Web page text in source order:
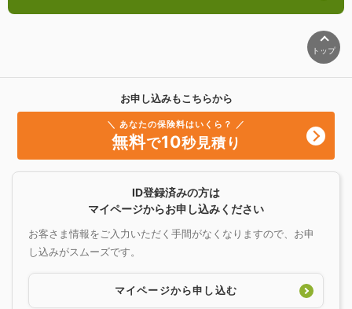
トップ
お申し込みもこちらから
＼ あなたの保険料はいくら？ ／
無料で10秒見積り
ID登録済みの方は
マイページからお申し込みください
お客さま情報をご入力いただく手間がなくなりますので、お申
し込みがスムーズです。
マイページから申し込む